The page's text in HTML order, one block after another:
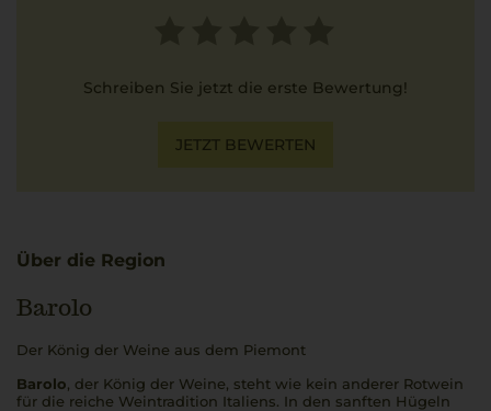
Schreiben Sie jetzt die erste Bewertung!
JETZT BEWERTEN
Über die Region
Barolo
Der König der Weine aus dem Piemont
Barolo, der König der Weine, steht wie kein anderer Rotwein
für die reiche Weintradition Italiens. In den sanften Hügeln